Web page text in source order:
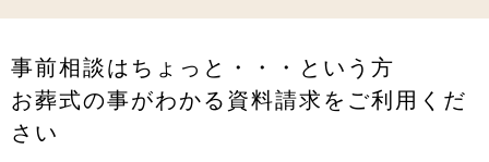
事前相談はちょっと・・・という方
お葬式の事がわかる資料請求をご利用くだ
さい